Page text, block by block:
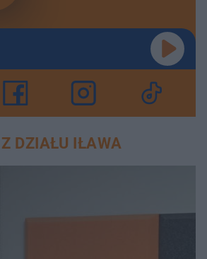
DZIAŁU IŁAWA